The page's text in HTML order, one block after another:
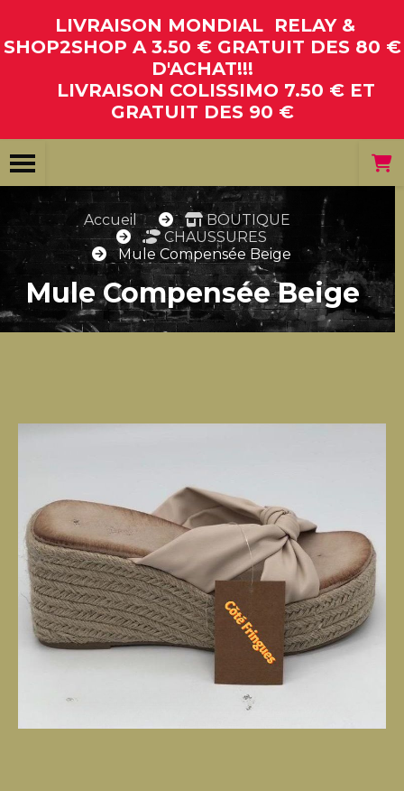
LIVRAISON MONDIAL RELAY &
SHOP2SHOP A 3.50 € GRATUIT DES 80 €
D'ACHAT!!!
LIVRAISON COLISSIMO 7.50 € ET
GRATUIT DES 90 €
Accueil
BOUTIQUE
CHAUSSURES
Mule Compensée Beige
Mule Compensée Beige